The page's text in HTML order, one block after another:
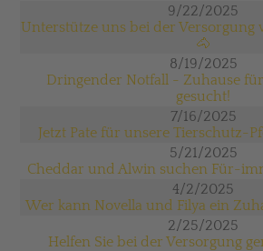
9/22/2025
Unterstütze uns bei der Versorgung
🐴
8/19/2025
Dringender Notfall - Zuhause
gesucht!
7/16/2025
Jetzt Pate für unsere Tierschutz-
5/21/2025
Cheddar und Alwin suchen Für-
4/2/2025
Wer kann Novella und Filya ein
2/25/2025
Helfen Sie bei der Versorgung